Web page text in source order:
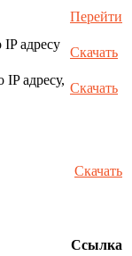
Перейти
адресу
Скачать
адресу,
Скачать
Скачать
Ссылка